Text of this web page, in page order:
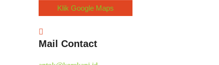
Klik Google Maps
Mail Contact